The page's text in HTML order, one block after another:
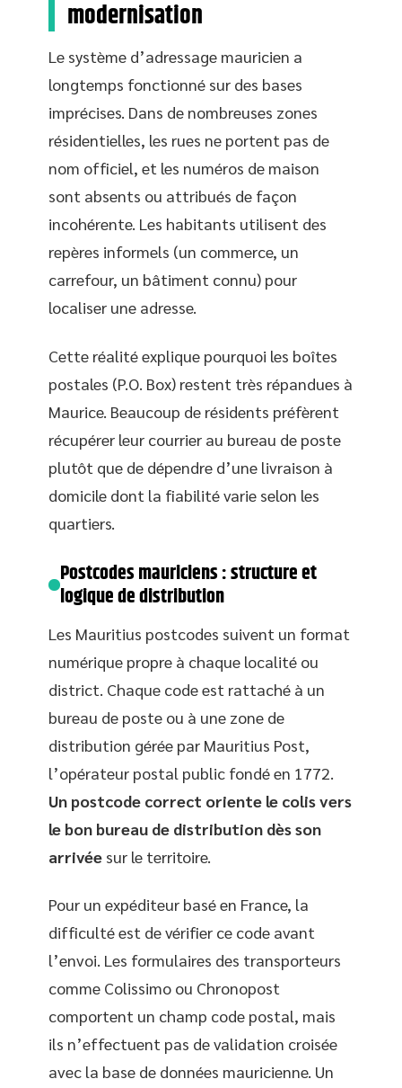
modernisation
Le système d’adressage mauricien a
longtemps fonctionné sur des bases
imprécises. Dans de nombreuses zones
résidentielles, les rues ne portent pas de
nom officiel, et les numéros de maison
sont absents ou attribués de façon
incohérente. Les habitants utilisent des
repères informels (un commerce, un
carrefour, un bâtiment connu) pour
localiser une adresse.
Cette réalité explique pourquoi les boîtes
postales (P.O. Box) restent très répandues à
Maurice. Beaucoup de résidents préfèrent
récupérer leur courrier au bureau de poste
plutôt que de dépendre d’une livraison à
domicile dont la fiabilité varie selon les
quartiers.
Postcodes mauriciens : structure et
logique de distribution
Les Mauritius postcodes suivent un format
numérique propre à chaque localité ou
district. Chaque code est rattaché à un
bureau de poste ou à une zone de
distribution gérée par Mauritius Post,
l’opérateur postal public fondé en 1772.
Un postcode correct oriente le colis vers
le bon bureau de distribution dès son
arrivée sur le territoire.
Pour un expéditeur basé en France, la
difficulté est de vérifier ce code avant
l’envoi. Les formulaires des transporteurs
comme Colissimo ou Chronopost
comportent un champ code postal, mais
ils n’effectuent pas de validation croisée
avec la base de données mauricienne. Un